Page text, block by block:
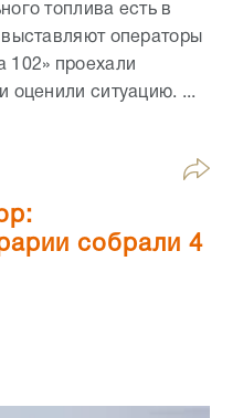
топлива есть в
операторы
102» проехали
оценили ситуацию. ...
собрали 4